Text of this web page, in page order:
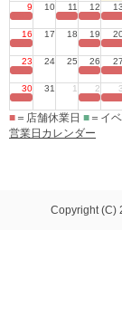
9 10 11 12 13
16 17 18 19
23 24 25 26 27
30 31 1 2 3
■ ＝店舗休業日 ■ ＝イ
営業日カレンダー
Copyright (C)